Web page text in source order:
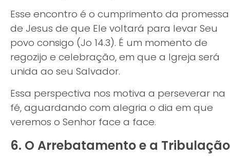
Esse encontro é o cumprimento da promessa
de Jesus de que Ele voltará para levar Seu
povo consigo (Jo 14.3). É um momento de
regozijo e celebração, em que a Igreja será
unida ao seu Salvador.
Essa perspectiva nos motiva a perseverar na
fé, aguardando com alegria o dia em que
veremos o Senhor face a face.
6. O Arrebatamento e a Tribulação